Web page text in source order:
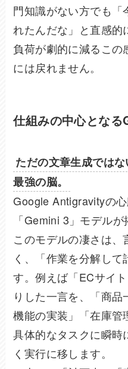
門知識がない方でも「
れたんだな」と直感的
負荷が劇的に減るこの
には戻れません。
仕組みの中心とな
ただの文章生成では
最強の脳。
Google Antigravityの
「Gemini 3」モデルが
このモデルの凄さは
く、「作業を分解して
す。例えば「ECサイ
りした一言を、「商
機能の実装」「在庫管
具体的なタスクに瞬時
く実行に移します。